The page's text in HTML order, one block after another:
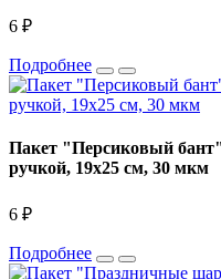
6 ₽
Подробнее
Пакет "Персиковый
ручкой, 19х25 см, 30 мкм
6 ₽
Подробнее